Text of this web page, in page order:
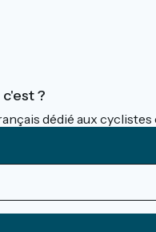
c'est ?
dédié aux